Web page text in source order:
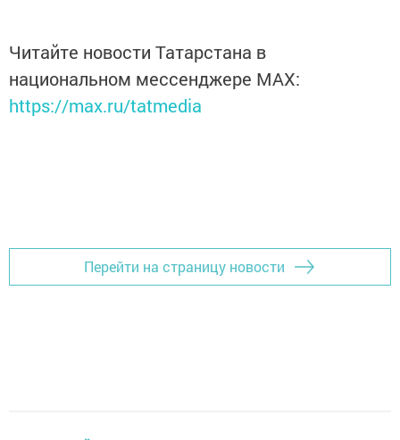
Читайте новости Татарстана в
национальном мессенджере MАХ:
https://max.ru/tatmedia
Перейти на страницу новости